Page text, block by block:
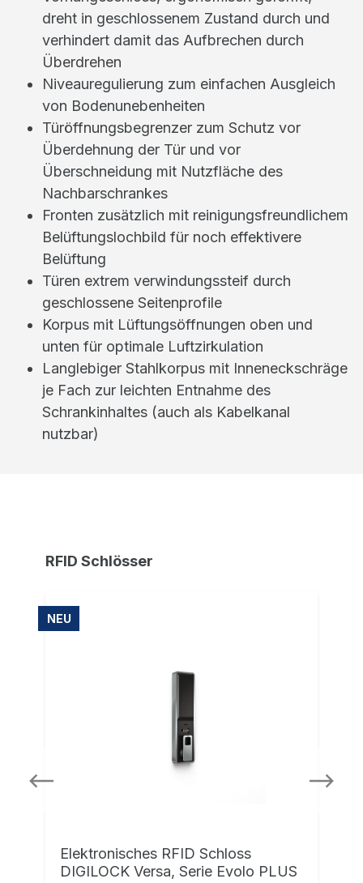
dreht in geschlossenem Zustand durch und
verhindert damit das Aufbrechen durch
Überdrehen
Niveauregulierung zum einfachen Ausgleich
von Bodenunebenheiten
Türöffnungsbegrenzer zum Schutz vor
Überdehnung der Tür und vor
Überschneidung mit Nutzfläche des
Nachbarschrankes
Fronten zusätzlich mit reinigungsfreundlichem
Belüftungslochbild für noch effektivere
Belüftung
Türen extrem verwindungssteif durch
geschlossene Seitenprofile
Korpus mit Lüftungsöffnungen oben und
unten für optimale Luftzirkulation
Langlebiger Stahlkorpus mit Inneneckschräge
je Fach zur leichten Entnahme des
Schrankinhaltes (auch als Kabelkanal
nutzbar)
RFID Schlösser
NEU
Elektronisches RFID Schloss
DIGILOCK Versa, Serie Evolo PLUS